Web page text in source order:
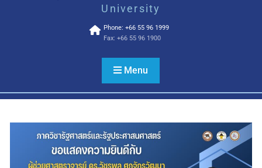
SAFE • EQUAL • INCLUSIVE
มหาวิทยาลัยนเรศวร เคารพ
หลาย ไม่เลือกปฏิบัติ และไม่
ใช้ความรุนแรง
University
Phone: +66 55 96 1999
Fax: +66 55 96 1900
Menu